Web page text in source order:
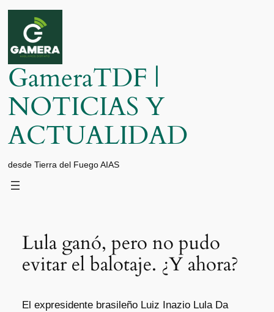
Saltar
contenido
GameraTDF |
NOTICIAS Y
ACTUALIDAD
desde Tierra del Fuego AIAS
Lula ganó, pero no pudo
evitar el balotaje. ¿Y ahora?
El expresidente brasileño Luiz Inazio Lula Da